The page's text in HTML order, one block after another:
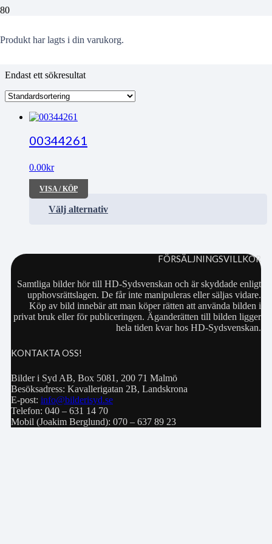
Produkt har lagts i din varukorg.
Uusmann
Endast ett sökresultat
00344261
0.00kr
VISA / KÖP
Välj alternativ
FÖRSÄLJNINGSVILLKOR
Samtliga bilder hör till HD-Sydsvenskan och är skyddade enligt
upphovsrättslagen. De får inte manipuleras eller säljas vidare.
Köp av bild innebär att man köper rätten att använda bilden i
privat bruk eller för publiceringen. Äganderätten till bilden ligger
hela tiden kvar hos HD-Sydsvenskan.
KONTAKTA OSS!
Bilder i Syd AB, Box 5081, 200 71 Malmö
Besöksadress: Kavallerigatan 2B, Landskrona
E-post: info@bilderisyd.se
Telefon: 040 – 631 14 70
Mobil (Joakim Berglund): 070 – 637 89 23